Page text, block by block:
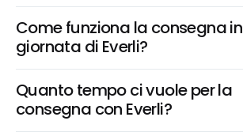
Come funziona la consegna in
giornata di Everli?
Quanto tempo ci vuole per la
consegna con Everli?